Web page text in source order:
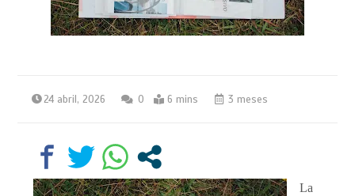
24 abril, 2026 0 6 mins 3 meses
La